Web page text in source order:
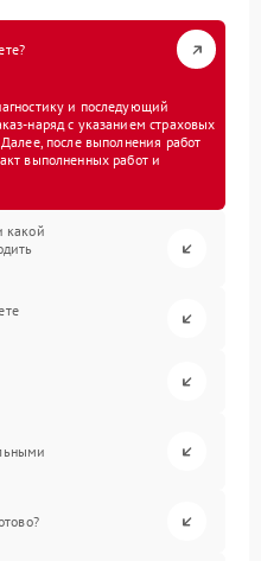
и последующий
наряд с указанием страховых
после выполнения работ
выполненных работ и
какой